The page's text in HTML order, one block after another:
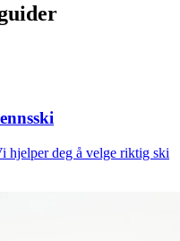
hjelper deg å velge riktig ski